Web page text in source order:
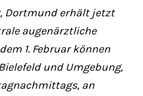
Dortmund erhält jetzt
augenärztliche
1. Februar können
und Umgebung,
an